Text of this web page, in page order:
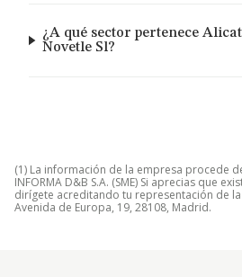
¿A qué sector pertenece
Novetle Sl?
(1) La información de la empresa procede
INFORMA D&B S.A. (SME) Si aprecias que
dirígete acreditando tu representación de
Avenida de Europa, 19, 28108, Madrid.